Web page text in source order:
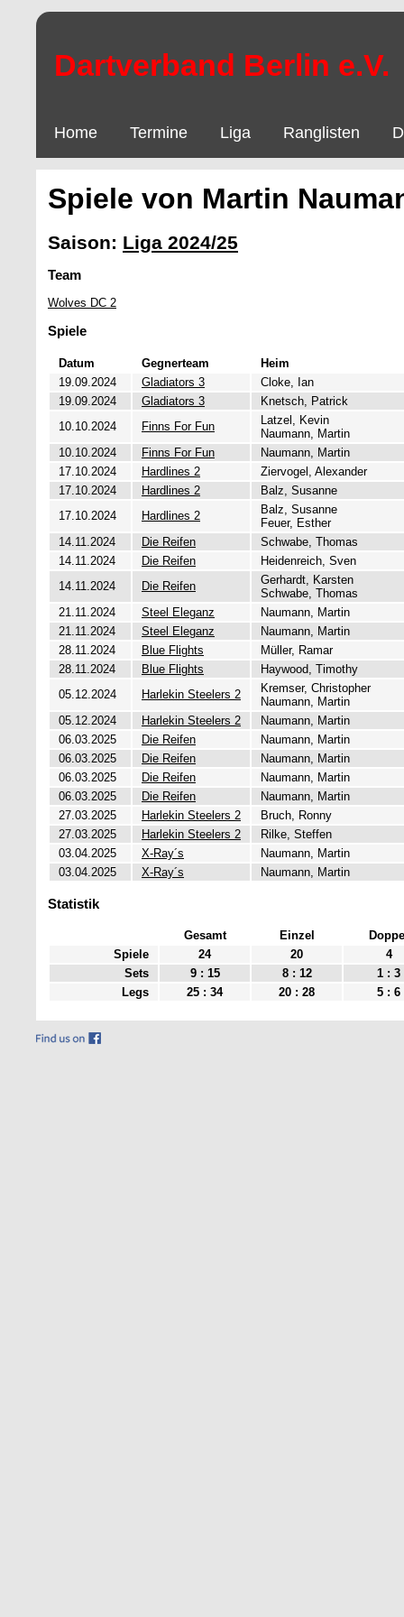
Dartverband Berlin e.V.
Home Termine Liga Ranglisten
Spiele von Martin
Saison: Liga 2024/25
Team
Wolves DC 2
Spiele
Datum Gegnerteam
Heim
19.09.2024
Gladiators 3
Cloke, Ian
19.09.2024
Gladiators 3
Knetsch, Patrick
10.10.2024
Finns For Fun
Latzel, Kevin
Naumann, Martin
10.10.2024
Finns For Fun
Naumann, Martin
17.10.2024
Hardlines 2
Ziervogel, Alexander
17.10.2024
Hardlines 2
Balz, Susanne
17.10.2024
Hardlines 2
Balz, Susanne
Feuer, Esther
14.11.2024
Die Reifen
Schwabe, Thomas
14.11.2024
Die Reifen
Heidenreich, Sven
14.11.2024
Die Reifen
Gerhardt, Karsten
Schwabe, Thomas
21.11.2024
Steel Eleganz
Naumann, Martin
21.11.2024
Steel Eleganz
Naumann, Martin
28.11.2024
Blue Flights
Müller, Ramar
28.11.2024
Blue Flights
Haywood, Timothy
05.12.2024
Harlekin Steelers 2
Kremser, Christopher
Naumann, Martin
05.12.2024
Harlekin Steelers 2
Naumann, Martin
06.03.2025
Die Reifen
Naumann, Martin
06.03.2025
Die Reifen
Naumann, Martin
06.03.2025
Die Reifen
Naumann, Martin
06.03.2025
Die Reifen
Naumann, Martin
27.03.2025
Harlekin Steelers 2
Bruch, Ronny
27.03.2025
Harlekin Steelers 2
Rilke, Steffen
03.04.2025
X-Ray´s
Naumann, Martin
03.04.2025
X-Ray´s Naumann, Martin
Statistik
Gesamt Einzel
Spiele
24 20
4
Sets
9 : 15 8 : 12
1 : 3
Legs
25 : 34 20 : 28 5 : 6